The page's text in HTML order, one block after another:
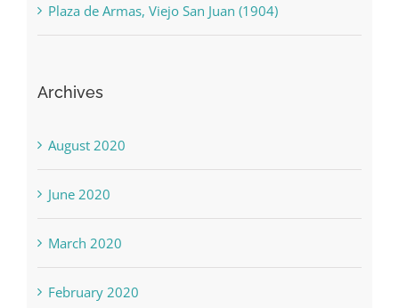
Plaza de Armas, Viejo San Juan (1904)
Archives
August 2020
June 2020
March 2020
February 2020